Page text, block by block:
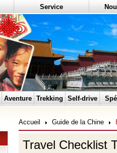
Service
Aventure Trekking Self-drive
Accueil Guide de la Chine
Travel Checklist